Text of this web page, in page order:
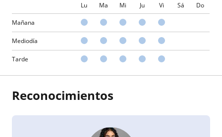
Lu Ma Mi Ju Vi Sá Do
Mañana
Mediodía
Tarde
Reconocimientos